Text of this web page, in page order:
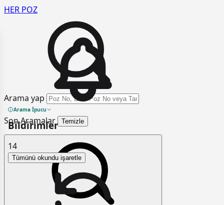
HER POZ
Arama yap
Arama İpucu
Son Aramalar Temizle
Bildirimler
14
Tümünü okundu işaretle